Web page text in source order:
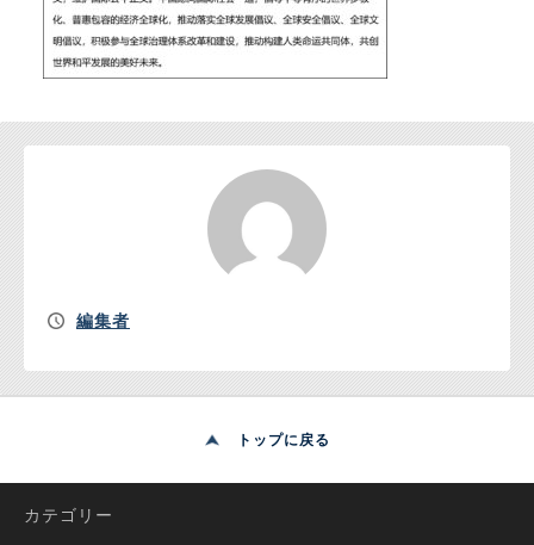
編集者
トップに戻る
カテゴリー